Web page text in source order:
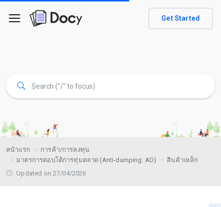
Get Started
หน้าแรก
การค้า/การลงทุน
มาตรการตอบโต้การทุ่มตลาด (Anti-dumping: AD)
สินค้าเหล็ก
Updated on 27/04/2026